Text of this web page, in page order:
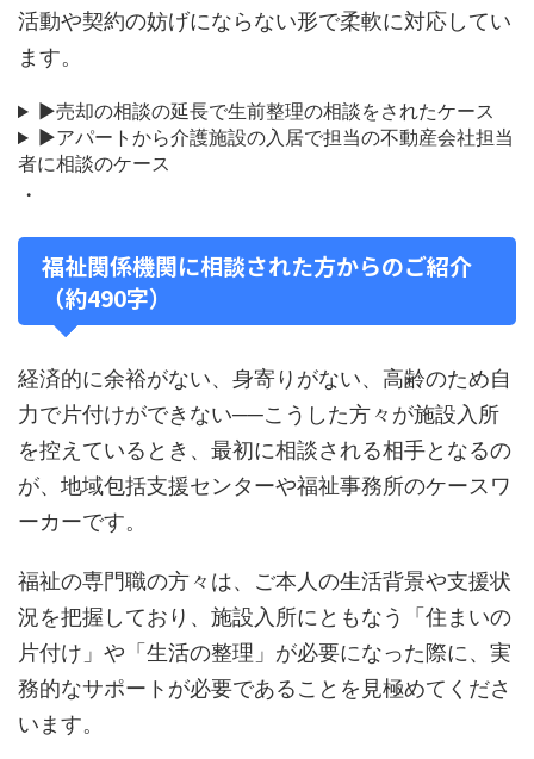
活動や契約の妨げにならない形で柔軟に対応してい
ます。
▶売却の相談の延長で生前整理の相談をされたケース
▶アパートから介護施設の入居で担当の不動産会社担当
者に相談のケース
・
福祉関係機関に相談された方からのご紹介
（約490字）
経済的に余裕がない、身寄りがない、高齢のため自
力で片付けができない──こうした方々が施設入所
を控えているとき、最初に相談される相手となるの
が、地域包括支援センターや福祉事務所のケースワ
ーカーです。
福祉の専門職の方々は、ご本人の生活背景や支援状
況を把握しており、施設入所にともなう「住まいの
片付け」や「生活の整理」が必要になった際に、実
務的なサポートが必要であることを見極めてくださ
います。